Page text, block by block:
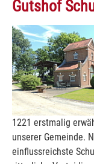
Gutshof
Show larger version
1221 erstmalig
unserer Gemeinde.
einflussreichste